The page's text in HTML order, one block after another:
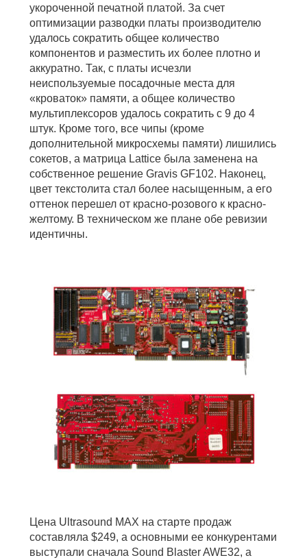
укороченной печатной платой. За счет
оптимизации разводки платы производителю
удалось сократить общее количество
компонентов и разместить их более плотно и
аккуратно. Так, с платы исчезли
неиспользуемые посадочные места для
«кроваток» памяти, а общее количество
мультиплексоров удалось сократить с 9 до 4
штук. Кроме того, все чипы (кроме
дополнительной микросхемы памяти) лишились
сокетов, а матрица Lattice была заменена на
собственное решение Gravis GF102. Наконец,
цвет текстолита стал более насыщенным, а его
оттенок перешел от красно-розового к красно-
желтому. В техническом же плане обе ревизии
идентичны.
Цена Ultrasound MAX на старте продаж
составляла $249, а основными ее конкурентами
выступали сначала Sound Blaster AWE32, а